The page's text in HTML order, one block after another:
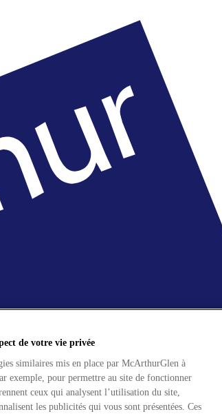
de votre vie privée
similaires mis en place par McArthurGlen à
exemple, pour permettre au site de fonctionner
ceux qui analysent l’utilisation du site,
les publicités qui vous sont présentées. Ces